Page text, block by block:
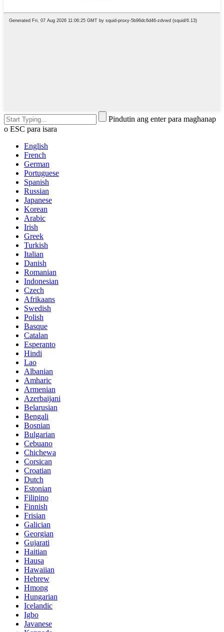
Pindutin ang enter para maghanap
o ESC para isara
English
French
German
Portuguese
Spanish
Russian
Japanese
Korean
Arabic
Irish
Greek
Turkish
Italian
Danish
Romanian
Indonesian
Czech
Afrikaans
Swedish
Polish
Basque
Catalan
Esperanto
Hindi
Lao
Albanian
Amharic
Armenian
Azerbaijani
Belarusian
Bengali
Bosnian
Bulgarian
Cebuano
Chichewa
Corsican
Croatian
Dutch
Estonian
Filipino
Finnish
Frisian
Galician
Georgian
Gujarati
Haitian
Hausa
Hawaiian
Hebrew
Hmong
Hungarian
Icelandic
Igbo
Javanese